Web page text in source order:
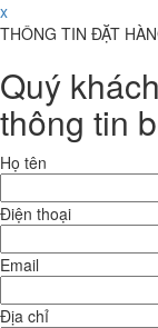
x
THÔNG TIN ĐẶT
Quý
thông tin
Họ tên
Điện thoại
Email
Địa chỉ